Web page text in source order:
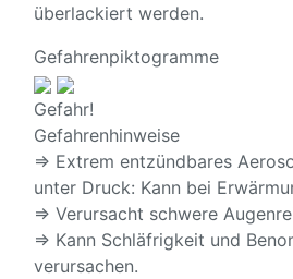
überlackiert werden.
Gefahrenpiktogramme
Gefahr!
Gefahrenhinweise
⇒ Extrem entzündbares
unter Druck: Kann bei
⇒ Verursacht schwere
⇒ Kann Schläfrigkeit und
verursachen.